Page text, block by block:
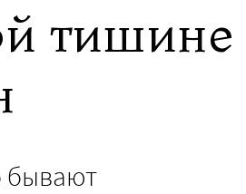
тишине
бывают